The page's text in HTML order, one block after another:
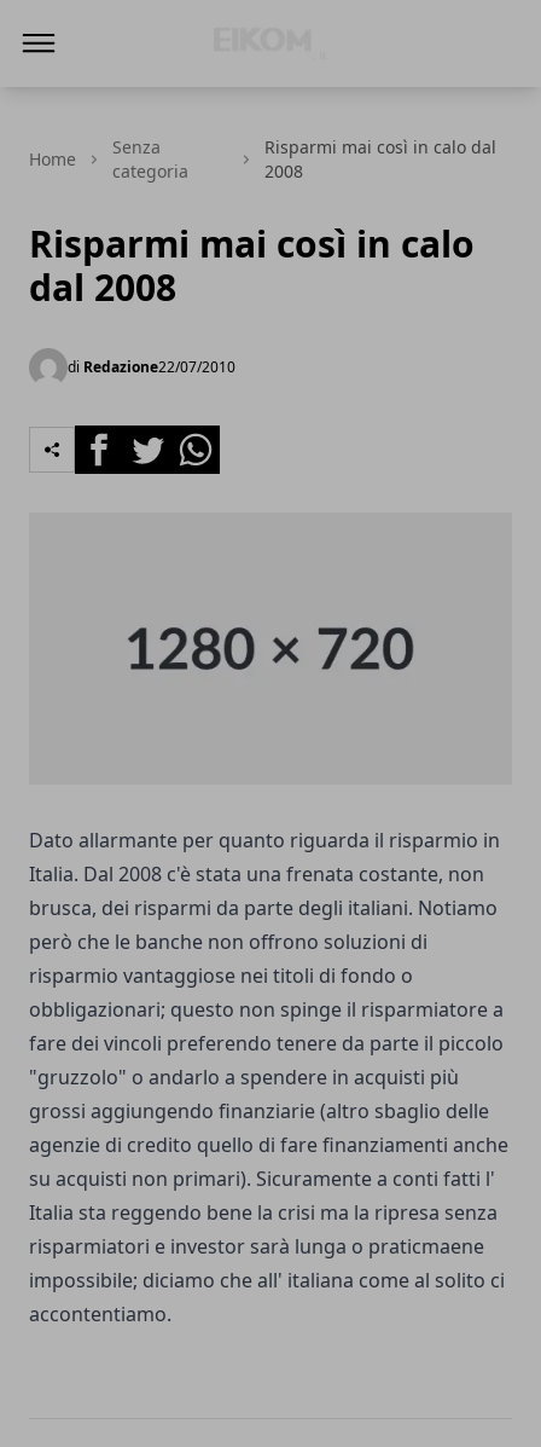
Home
Senza
categoria
Risparmi mai così in calo dal
2008
Risparmi mai così in calo
dal 2008
di Redazione22/07/2010
FacebookTwitterWhatsapp
Dato allarmante per quanto riguarda il risparmio in
Italia. Dal 2008 c'è stata una frenata costante, non
brusca, dei risparmi da parte degli italiani. Notiamo
però che le banche non offrono soluzioni di
risparmio vantaggiose nei titoli di fondo o
obbligazionari; questo non spinge il risparmiatore a
fare dei vincoli preferendo tenere da parte il piccolo
"gruzzolo" o andarlo a spendere in acquisti più
grossi aggiungendo finanziarie (altro sbaglio delle
agenzie di credito quello di fare finanziamenti anche
su acquisti non primari). Sicuramente a conti fatti l'
Italia sta reggendo bene la crisi ma la ripresa senza
risparmiatori e investor sarà lunga o praticmaene
impossibile; diciamo che all' italiana come al solito ci
accontentiamo.